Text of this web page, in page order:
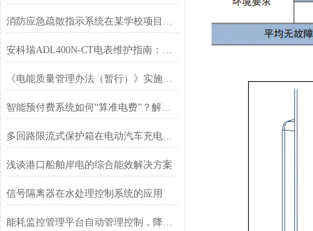
消防应急疏散指示系统在某学校项目上的应用
安科瑞ADL400N-CT电表维护指南：保障光伏系统稳定运行的关键
《电能质量管理办法（暂行）》实施意义及解决方案
智能预付费系统如何“算准电费”？解析适时算费的核心算法与优化路径
多回路限流式保护箱在电动汽车充电站的应用
浅谈港口船舶岸电的综合能效解决方案
信号隔离器在水处理控制系统的应用
能耗监控管理平台自动管理控制，降低能源消耗